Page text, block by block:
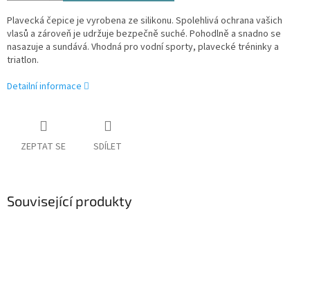
Plavecká čepice je vyrobena ze silikonu. Spolehlivá ochrana vašich
vlasů a zároveň je udržuje bezpečně suché. Pohodlně a snadno se
nasazuje a sundává. Vhodná pro vodní sporty, plavecké tréninky a
triatlon.
Detailní informace
ZEPTAT SE SDÍLET
Související produkty